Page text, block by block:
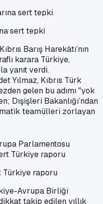
sert tepki
Barış Harekâtı’nın
karara Türkiye,
yanıt verdi.
Yılmaz, Kıbrıs Türk
gelen bu adımı "yok
Dışişleri Bakanlığı’ndan
teamülleri zorlayan
Parlamentosu
Türkiye raporu
Avrupa Birliği
takip edilen yıllık